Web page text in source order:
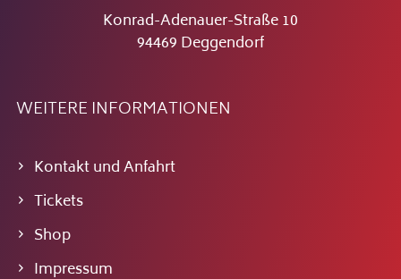
Konrad-Adenauer-Straße 10
94469 Deggendorf
WEITERE INFORMATIONEN
Kontakt und Anfahrt
Tickets
Shop
Impressum